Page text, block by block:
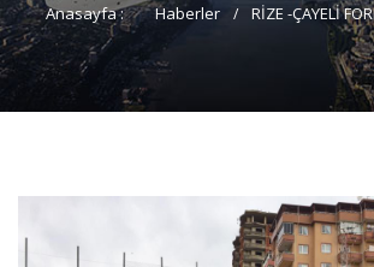
Anasayfa : Haberler RİZE -ÇAYELİ